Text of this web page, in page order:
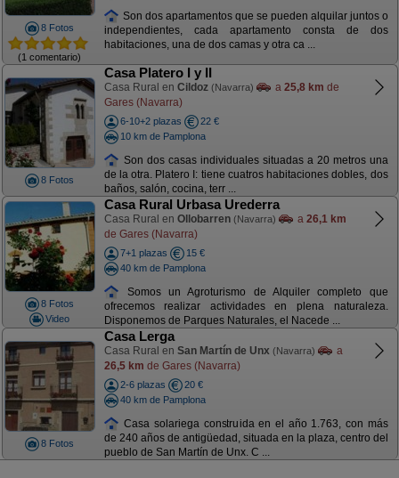
8 Fotos
(1 comentario)
Son dos apartamentos que se pueden alquilar juntos o
independientes, cada apartamento consta de dos
habitaciones, una de dos camas y otra ca ...
8 Fotos
Casa Platero I y II
Casa Rural en Cildoz (Navarra) a 25,8 km de
Gares (Navarra)
6-10+2 plazas
22 €
10 km de Pamplona
Son dos casas individuales situadas a 20 metros una
de la otra. Platero I: tiene cuatros habitaciones dobles, dos
baños, salón, cocina, terr ...
8 Fotos
Video
Casa Rural Urbasa Urederra
Casa Rural en Ollobarren (Navarra) a 26,1 km
de Gares (Navarra)
7+1 plazas
15 €
40 km de Pamplona
Somos un Agroturismo de Alquiler completo que
ofrecemos realizar actividades en plena naturaleza.
Disponemos de Parques Naturales, el Nacede ...
8 Fotos
Casa Lerga
Casa Rural en San Martín de Unx (Navarra)
a
26,5 km de Gares (Navarra)
2-6 plazas
20 €
40 km de Pamplona
Casa solariega construida en el año 1.763, con más
de 240 años de antigüedad, situada en la plaza, centro del
pueblo de San Martín de Unx. C ...